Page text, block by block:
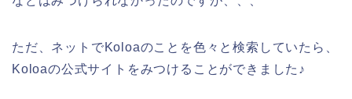
ただ、ネットでKoloaのことを色々と検索していたら、
Koloaの公式サイトをみつけることができました♪